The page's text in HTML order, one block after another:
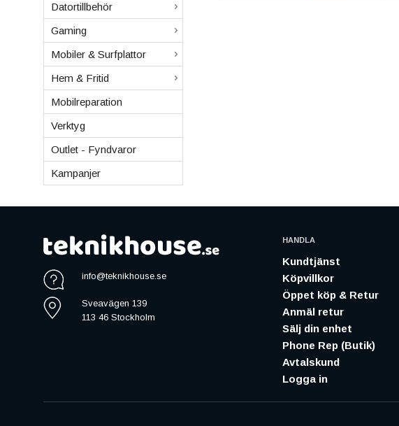
Datortillbehör
Gaming
Mobiler & Surfplattor
Hem & Fritid
Mobilreparation
Verktyg
Outlet - Fyndvaror
Kampanjer
info@teknikhouse.se
Sveavägen 139
113 46 Stockholm
HANDLA
Kundtjänst
Köpvillkor
Öppet köp & Retur
Anmäl retur
Sälj din enhet
Phone Rep (Butik)
Avtalskund
Logga in